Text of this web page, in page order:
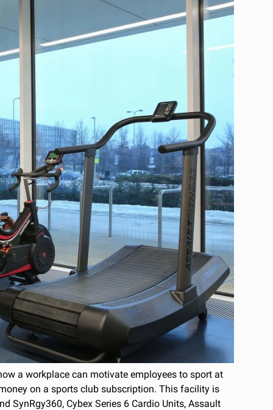
a workplace can motivate employees to sport at
on a sports club subscription. This facility is
SynRgy360, Cybex Series 6 Cardio Units, Assault